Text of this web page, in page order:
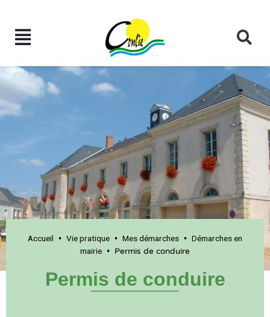
Accueil • Vie pratique • Mes démarches • Démarches en
mairie • Permis de conduire
Permis de conduire